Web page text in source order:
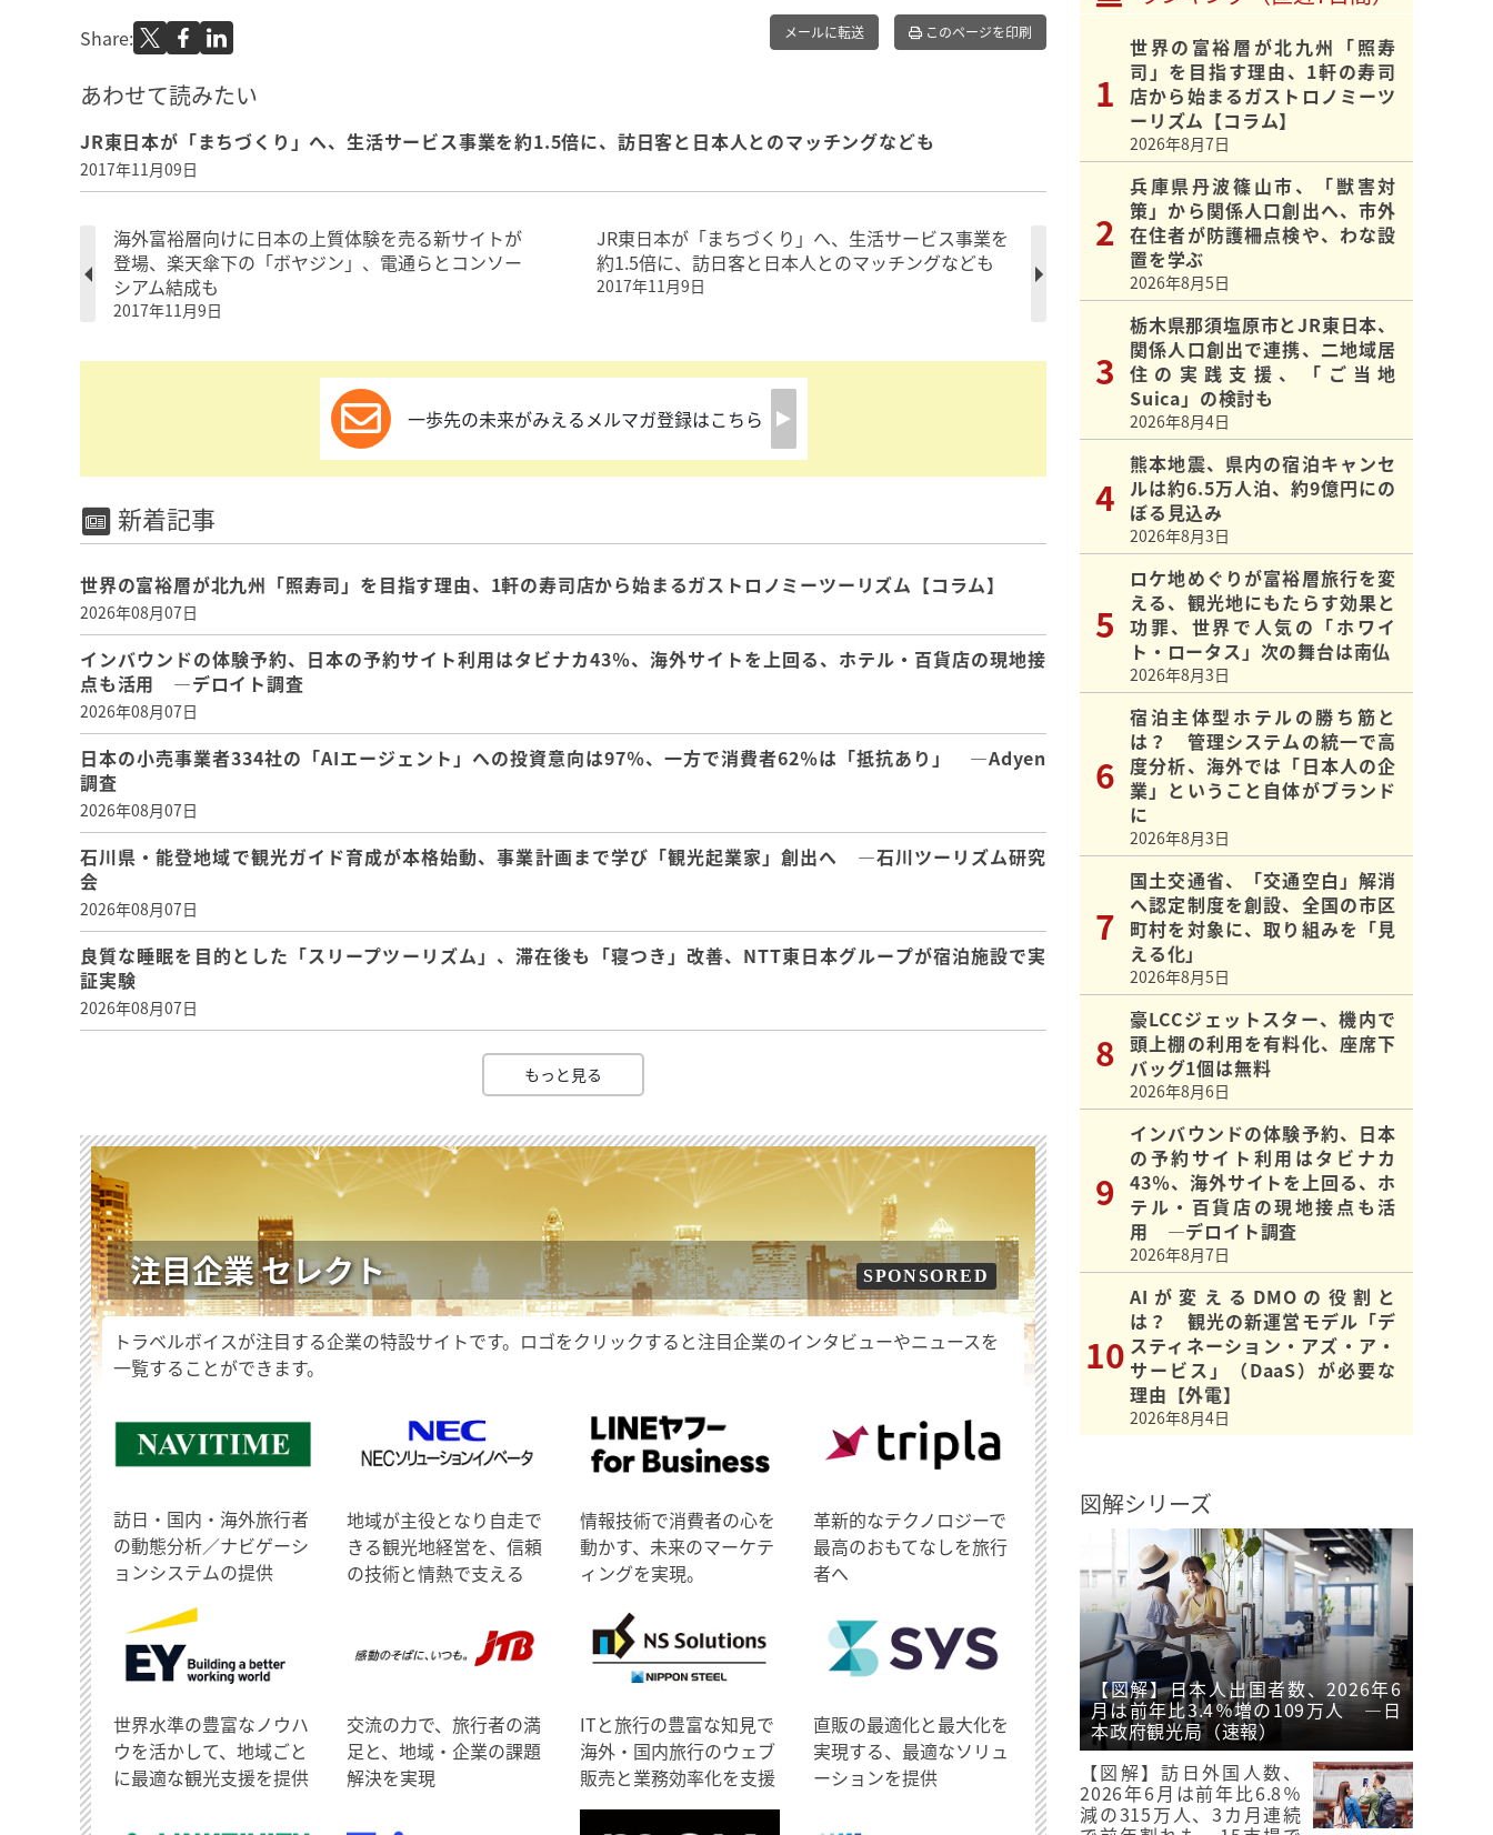
Share: メールに転送 このページを印刷
あわせて読みたい
JR東日本が「まちづくり」へ、生活サービス事業を約1.5倍に、訪日客と日本人とのマッチングなども
2017年11月09日
海外富裕層向けに日本の上質体験を売る新サイトが
登場、楽天傘下の「ボヤジン」、電通らとコンソー
シアム結成も
2017年11月9日
JR東日本が「まちづくり」へ、生活サービス事業を
約1.5倍に、訪日客と日本人とのマッチングなども
2017年11月9日
一歩先の未来がみえるメルマガ登録はこちら
新着記事
世界の富裕層が北九州「照寿司」を目指す理由、1軒の寿司店から始まるガストロノミーツーリズム【コラム】
2026年08月07日
インバウンドの体験予約、日本の予約サイト利用はタビナカ43％、海外サイトを上回る、ホテル・百貨店の現地接
点も活用 ―デロイト調査
2026年08月07日
日本の小売事業者334社の「AIエージェント」への投資意向は97％、一方で消費者62％は「抵抗あり」 ―Adyen
調査
2026年08月07日
石川県・能登地域で観光ガイド育成が本格始動、事業計画まで学び「観光起業家」創出へ ―石川ツーリズム研究
会
2026年08月07日
良質な睡眠を目的とした「スリープツーリズム」、滞在後も「寝つき」改善、NTT東日本グループが宿泊施設で実
証実験
2026年08月07日
もっと見る
注目企業 セレクト SPONSORED
トラベルボイスが注目する企業の特設サイトです。ロゴをクリックすると注目企業のインタビューやニュースを
一覧することができます。
訪日・国内・海外旅行者
の動態分析／ナビゲーシ
ョンシステムの提供
地域が主役となり自走で
きる観光地経営を、信頼
の技術と情熱で支える
情報技術で消費者の心を
動かす、未来のマーケテ
ィングを実現。
革新的なテクノロジーで
最高のおもてなしを旅行
者へ
世界水準の豊富なノウハ
ウを活かして、地域ごと
に最適な観光支援を提供
交流の力で、旅行者の満
足と、地域・企業の課題
解決を実現
ITと旅行の豊富な知見で
海外・国内旅行のウェブ
販売と業務効率化を支援
直販の最適化と最大化を
実現する、最適なソリュ
ーションを提供
世界の富裕層が北九州「照寿
司」を目指す理由、1軒の寿司
店から始まるガストロノミーツ
ーリズム【コラム】
2026年8月7日
兵庫県丹波篠山市、「獣害対
策」から関係人口創出へ、市外
在住者が防護柵点検や、わな設
置を学ぶ
2026年8月5日
栃木県那須塩原市とJR東日本、
関係人口創出で連携、二地域居
住の実践支援、「ご当地
Suica」の検討も
2026年8月4日
熊本地震、県内の宿泊キャンセ
ルは約6.5万人泊、約9億円にの
ぼる見込み
2026年8月3日
ロケ地めぐりが富裕層旅行を変
える、観光地にもたらす効果と
功罪、世界で人気の「ホワイ
ト・ロータス」次の舞台は南仏
2026年8月3日
宿泊主体型ホテルの勝ち筋と
は？ 管理システムの統一で高
度分析、海外では「日本人の企
業」ということ自体がブランド
に
2026年8月3日
国土交通省、「交通空白」解消
へ認定制度を創設、全国の市区
町村を対象に、取り組みを「見
える化」
2026年8月5日
豪LCCジェットスター、機内で
頭上棚の利用を有料化、座席下
バッグ1個は無料
2026年8月6日
インバウンドの体験予約、日本
の予約サイト利用はタビナカ
43％、海外サイトを上回る、ホ
テル・百貨店の現地接点も活
用 ―デロイト調査
2026年8月7日
AIが変えるDMOの役割と
は？ 観光の新運営モデル「デ
スティネーション・アズ・ア・
サービス」（DaaS）が必要な
理由【外電】
2026年8月4日
図解シリーズ
【図解】日本人出国者数、2026年6
月は前年比3.4％増の109万人 ―日
本政府観光局（速報）
【図解】訪日外国人数、
2026年6月は前年比6.8％
減の315万人、3カ月連続